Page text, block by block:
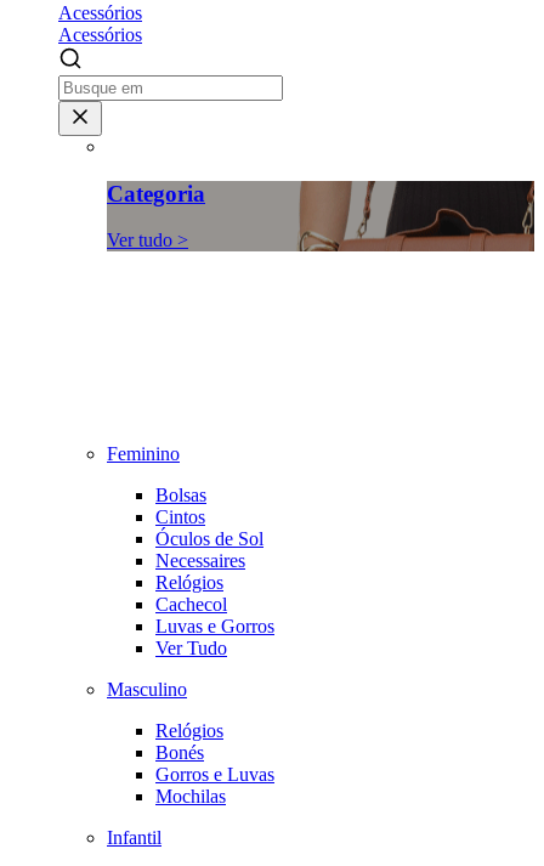
Acessórios
Acessórios
Categoria
Ver tudo >
Feminino
Bolsas
Cintos
Óculos de Sol
Necessaires
Relógios
Cachecol
Luvas e Gorros
Ver Tudo
Masculino
Relógios
Bonés
Gorros e Luvas
Mochilas
Infantil